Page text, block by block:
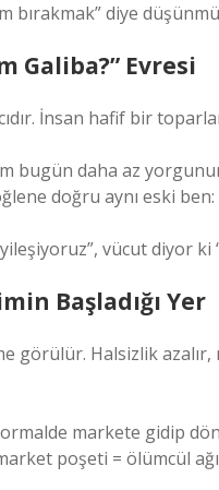
bırakmak” diye
Galiba?” Evresi
İnsan hafif bir
bugün daha az
doğru aynı eski
vücut diyor ki
Başladığı Yer
görülür. Halsizlik azalır,
markete gidip
poşeti = ölümcül